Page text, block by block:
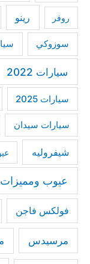
:
روفر رينو
سوزوكي
سيارات 2022
سيارات 2025
سيارات سيدان
شيفروليه
عيوب ومميزات
فولكس فاجن
مرسيدس